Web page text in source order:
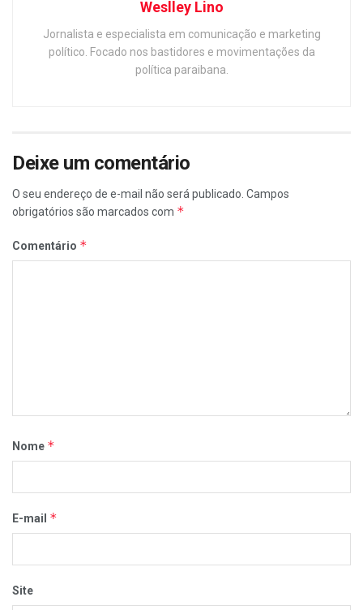
Weslley Lino
Jornalista e especialista em comunicação e marketing
político. Focado nos bastidores e movimentações da
política paraibana.
Deixe um comentário
O seu endereço de e-mail não será publicado. Campos
obrigatórios são marcados com *
Comentário *
Nome *
E-mail *
Site